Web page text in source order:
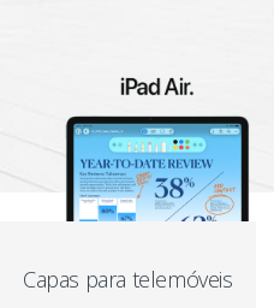
Capas para telemóveis